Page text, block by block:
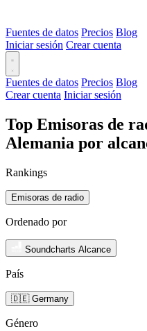
Fuentes de datos Precios Blog
Iniciar sesión Crear cuenta
Fuentes de datos Precios Blog
Crear cuenta Iniciar sesión
Top Emisoras de
Alemania por
Rankings
Emisoras de radio
Ordenado por
Soundcharts Alcance
País
🇩🇪 Germany
Género